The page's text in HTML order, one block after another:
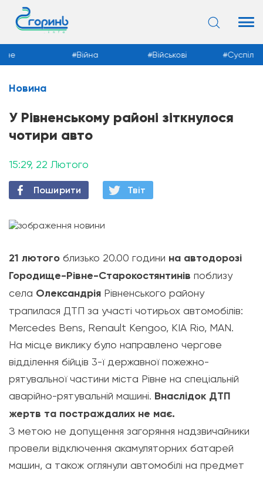
Новини
Військові Суспільство
Новина
У Рівненському районі зіткнулося
чотири авто
15:29, 22 Лютого
Поширити Твiт
21 лютого близько 20.00 години на автодорозі
Городище-Рівне-Старокостянтинів поблизу
села Олександрія Рівненського району
трапилася ДТП за участі чотирьох автомобілів:
Mercedes Bens, Renault Kengoo, KIA Rio, MAN.
На місце виклику було направлено чергове
відділення бійців 3-ї державної пожежно-
рятувальної частини міста Рівне на спеціальній
аварійно-рятувальній машині. Внаслідок ДТП
жертв та постраждалих не має.
З метою не допущення загоряння надзвичайники
провели відключення акамуляторних батарей
машин, а також оглянули автомобілі на предмет